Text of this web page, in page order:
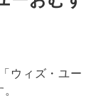
ウィズ・ユー